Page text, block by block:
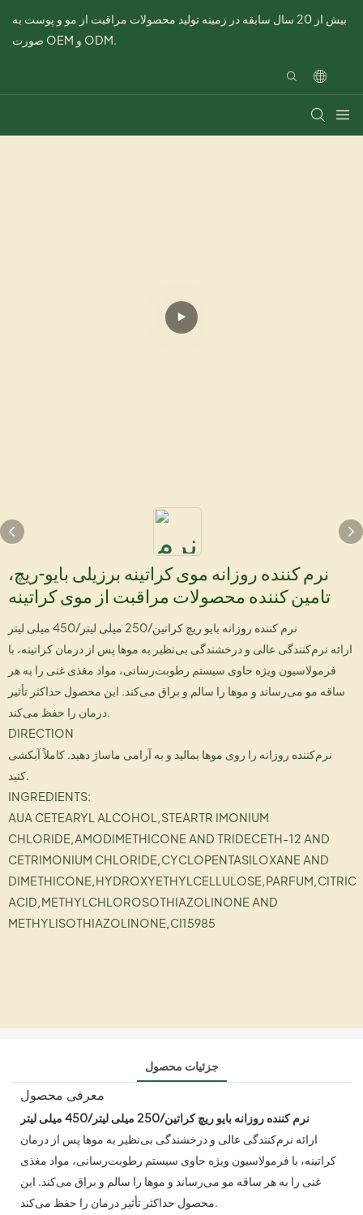
بیش از 20 سال سابقه در زمینه تولید محصولات مراقبت از مو و پوست به
صورت OEM و ODM.
نرم کننده روزانه موی کراتینه برزیلی بایو-ریچ،
تامین کننده محصولات مراقبت از موی کراتینه
نرم کننده روزانه بایو ریچ کراتین/250 میلی لیتر/450 میلی لیتر
ارائه نرم‌کنندگی عالی و درخشندگی بی‌نظیر به موها پس از درمان کراتینه، با
فرمولاسیون ویژه حاوی سیستم رطوبت‌رسانی، مواد مغذی غنی را به هر
ساقه مو می‌رساند و موها را سالم و براق می‌کند. این محصول حداکثر تأثیر
درمان را حفظ می‌کند.
DIRECTION
نرم‌کننده روزانه را روی موها بمالید و به آرامی ماساژ دهید. کاملاً آبکشی
کنید.
INGREDIENTS:
AUA CETEARYL ALCOHOL,STEARTR IMONIUM
CHLORIDE,AMODIMETHICONE AND TRIDECETH-12 AND
CETRIMONIUM CHLORIDE,CYCLOPENTASILOXANE AND
DIMETHICONE,HYDROXYETHYLCELLULOSE,PARFUM,CITRIC
ACID,METHYLCHLOROSOTHIAZOLINONE AND
METHYLISOTHIAZOLINONE,CI15985
جزئیات محصول
معرفی محصول
نرم کننده روزانه بایو ریچ کراتین/250 میلی لیتر/450 میلی لیتر
ارائه نرم‌کنندگی عالی و درخشندگی بی‌نظیر به موها پس از درمان
کراتینه، با فرمولاسیون ویژه حاوی سیستم رطوبت‌رسانی، مواد مغذی
غنی را به هر ساقه مو می‌رساند و موها را سالم و براق می‌کند. این
محصول حداکثر تأثیر درمان را حفظ می‌کند.